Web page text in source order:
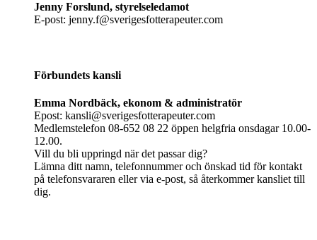
Jenny Forslund, styrelseledamot
E-post: jenny.f@sverigesfotterapeuter.com
Förbundets kansli
Emma Nordbäck, ekonom & administratör
Epost: kansli@sverigesfotterapeuter.com
Medlemstelefon 08-652 08 22 öppen helgfria onsdagar 10.00-
12.00.
Vill du bli uppringd när det passar dig?
Lämna ditt namn, telefonnummer och önskad tid för kontakt
på telefonsvararen eller via e-post, så återkommer kansliet till
dig.